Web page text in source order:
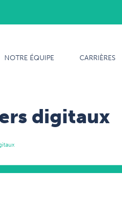
NOTRE ÉQUIPE CARRIÈRES
digitaux